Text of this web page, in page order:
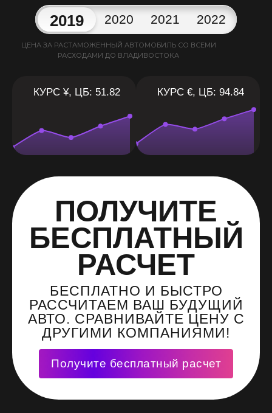
2019 2020 2021 2022
ЦЕНА ЗА РАСТАМОЖЕННЫЙ АВТОМОБИЛЬ СО ВСЕМИ
РАСХОДАМИ ДО ВЛАДИВОСТОКА
КУРС ¥, ЦБ: 51.82 КУРС €, ЦБ: 94.84
ПОЛУЧИТЕ
БЕСПЛАТНЫЙ
РАСЧЕТ
БЕСПЛАТНО И БЫСТРО
РАССЧИТАЕМ ВАШ БУДУЩИЙ
АВТО. СРАВНИВАЙТЕ ЦЕНУ С
ДРУГИМИ КОМПАНИЯМИ!
Получите бесплатный расчет